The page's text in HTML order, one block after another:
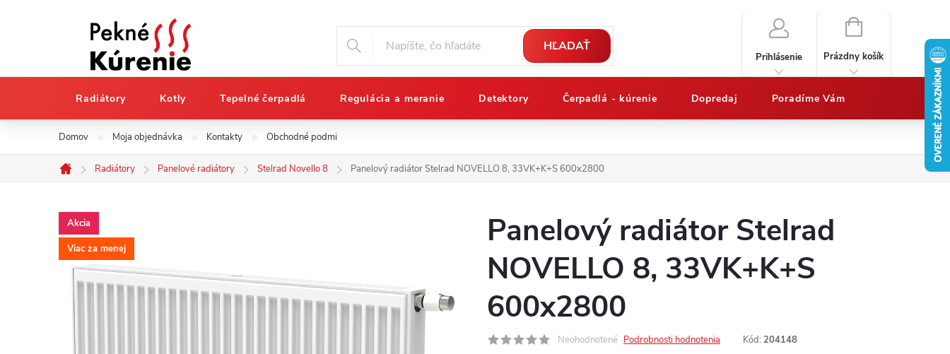
Domov Moja objednávka Kontakty Obchodné podmienky Vypočítajte
HĽADAŤ
Prihlásenie
NÁKUPNÝ
Prázdny košík
Radiátory Kotly Tepelné čerpadlá Regulácia a meranie Detektory Čerpadlá - kúrenie Dopredaj Poradíme Vám
Domov
Radiátory Panelové radiátory Stelrad Novello 8 Panelový radiátor Stelrad NOVELLO 8, 33VK+K+S 600x2800
Akcia
Viac za menej
Panelový radiátor Stelrad
NOVELLO 8, 33VK+K+S
600x2800
Neohodnotené Podrobnosti hodnotenia Kód: 204148